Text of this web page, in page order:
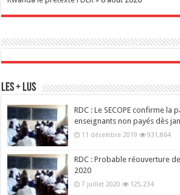
Les + Lus
RDC : Le SECOPE confirme la
enseignants non payés dès
11 décembre 2019 931,864
RDC : Probable réouverture
2020
7 juillet 2020 125,234